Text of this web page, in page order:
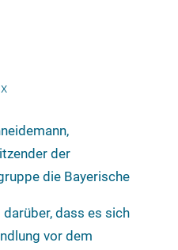
der
die Bayerische
darüber, dass es sich
vor dem